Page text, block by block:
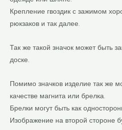
Крепление гвоздик с зажимом
рюкзаков и так далее.
Так же такой значок может быть
доске.
Помимо значков изделие так же
качестве магнита или брелка.
Брелки могут быть как
Изображение на второй стороне